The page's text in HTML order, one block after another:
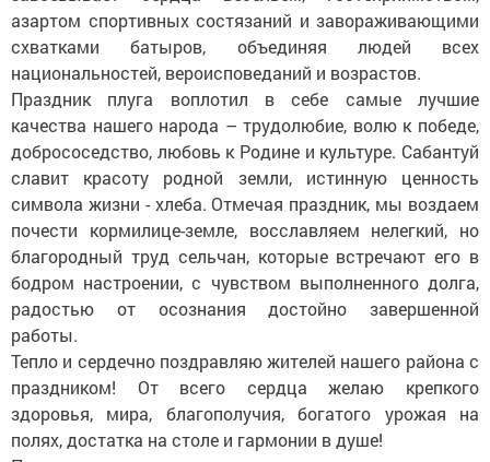
азартом спортивных состязаний и завораживающими
схватками батыров, объединяя людей всех
национальностей, вероисповеданий и возрастов.
Праздник плуга воплотил в себе самые лучшие
качества нашего народа – трудолюбие, волю к победе,
добрососедство, любовь к Родине и культуре. Сабантуй
славит красоту родной земли, истинную ценность
символа жизни - хлеба. Отмечая праздник, мы воздаем
почести кормилице-земле, восславляем нелегкий, но
благородный труд сельчан, которые встречают его в
бодром настроении, с чувством выполненного долга,
радостью от осознания достойно завершенной
работы.
Тепло и сердечно поздравляю жителей нашего района с
праздником! От всего сердца желаю крепкого
здоровья, мира, благополучия, богатого урожая на
полях, достатка на столе и гармонии в душе!